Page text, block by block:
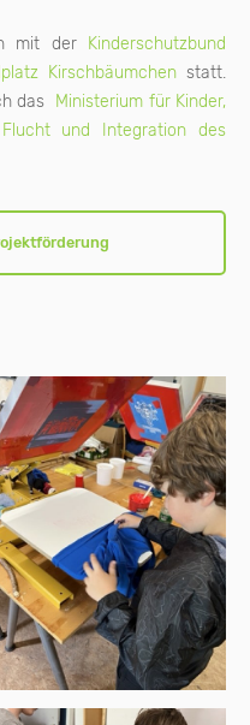
mit der
Kinderschutzbund
Kirschbäumchen statt.
das
Ministerium für Kinder,
und Integration des